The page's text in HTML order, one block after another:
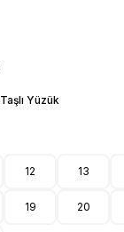
Taşlı Yüzük
12 13
19 20